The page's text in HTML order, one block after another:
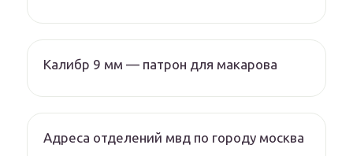
Калибр 9 мм — патрон для макарова
Адреса отделений мвд по городу москва